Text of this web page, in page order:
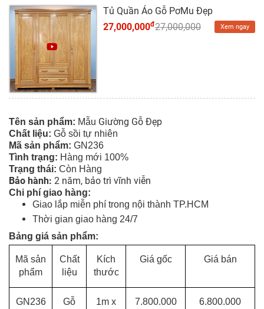
Án
Kiến
Thức
Liên
Hệ
Tủ Quần Áo Gỗ PơMu Đẹp
27,000,000đ27,000,000 Xem ngay
Tên sản phẩm: Mẫu Giường Gỗ Đẹp
Chất liệu: Gỗ sồi tự nhiên
Mã sản phẩm: GN236
Tình trạng: Hàng mới 100%
Trạng thái: Còn Hàng
Bảo hành: 2 năm, bảo trì vĩnh viễn
Chi phí giao hàng:
Giao lắp miễn phí trong nội thành TP.HCM
Thời gian giao hàng 24/7
Bảng giá sản phẩm:
Mã sản
phẩm
Chất
liệu
Kích
thước
Giá gốc Giá bán
GN236
Gỗ
1m x
7.800.000 6.800.000